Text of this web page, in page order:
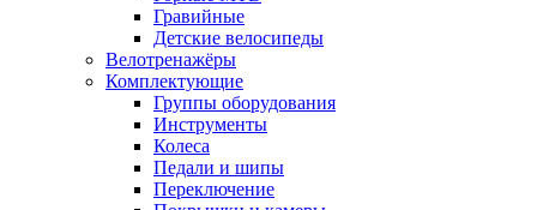
Гравийные
Детские велосипеды
Велотренажёры
Комплектующие
Группы оборудования
Инструменты
Колеса
Педали и шипы
Переключение